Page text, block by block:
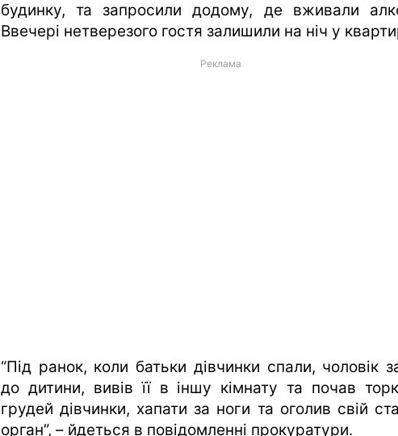
будинку, та запросили додому, де вживали
Ввечері нетверезого гостя залишили на ніч у
Реклама
“Під ранок, коли батьки дівчинки спали, чоловік
до дитини, вивів її в іншу кімнату та почав
грудей дівчинки, хапати за ноги та оголив свій
орган”, – йдеться в повідомленні прокуратури.